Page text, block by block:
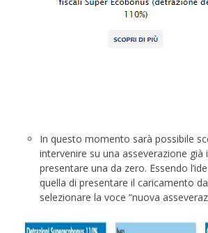
In questo momento sarà possibile
intervenire su una asseverazione
presentare una da zero. Essendo
quella di presentare il caricamento
selezionare la voce “nuova